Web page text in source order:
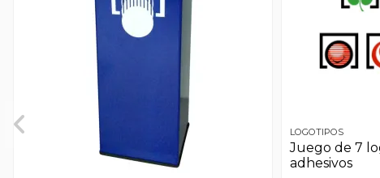
LOGOTIPOS
Juego de 7
adhesivos